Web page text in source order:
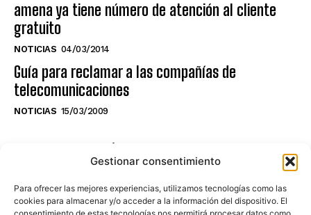
Gestionar consentimiento
Para ofrecer las mejores experiencias, utilizamos tecnologías como las
cookies para almacenar y/o acceder a la información del dispositivo. El
amena ya tiene número de atención al cliente
gratuito
NOTICIAS 04/03/2014
Guía para reclamar a las compañías de
telecomunicaciones
NOTICIAS 15/03/2009
NO TE PIERDAS LO ÚLTIMO DEL CANAL